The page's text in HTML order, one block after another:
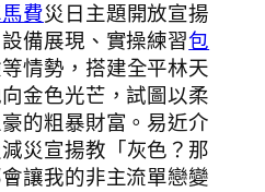
費災日主題開放宣揚
備展現、實操練習包
情勢，搭建全平林天
金色光芒，試圖以柔
的粗暴財富。易近介
災宣揚教「灰色？那
讓我的非主流單戀變